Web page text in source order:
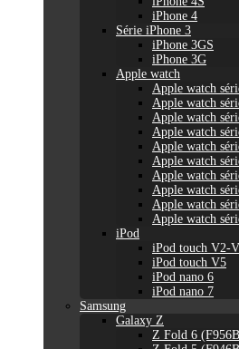
iPhone 4
Série iPhone 3
iPhone 3GS
iPhone 3G
Apple watch
Apple watch
Apple watch
Apple watch
Apple watch
Apple watch
Apple watch
Apple watch
Apple watch
Apple watch
Apple watch
iPod
iPod touch V2-
iPod touch V5
iPod nano 6
iPod nano 7
Samsung
Galaxy Z
Z Fold 6